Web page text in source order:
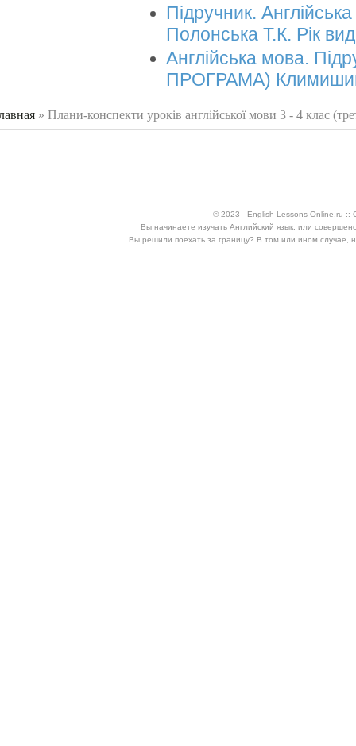
Підручник.
Полонська Т.К. Рік
Англійська мова.
ПРОГРАМА)
» Плани-конспекти уроків англійської мови 3 - 4 клас
© 2023 - English-Lessons-Online.ru ::
Вы начинаете изучать Английский язык, или
Вы решили поехать за границу? В том или ином случае,